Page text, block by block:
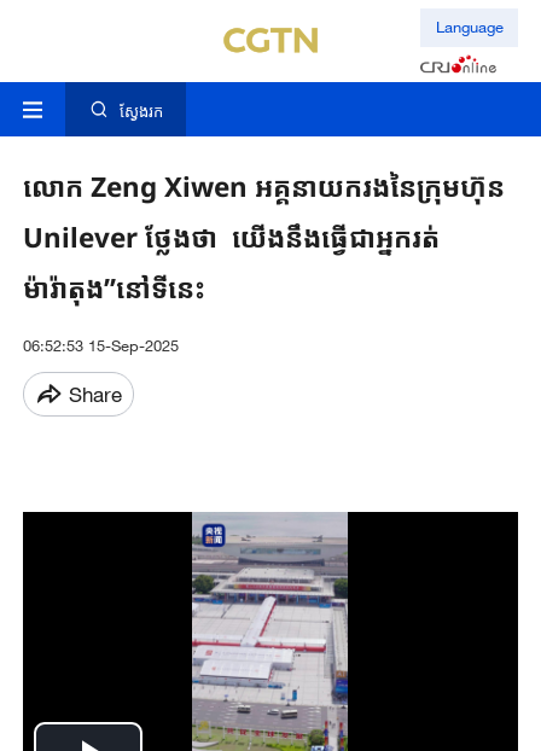
Language
ស្វែងរក
លោក Zeng Xiwen អគ្គនាយករងនៃក្រុមហ៊ុន
Unilever ថ្លែងថា យើងនឹងធ្វើជាអ្នករត់
ម៉ារ៉ាតុង”នៅទីនេះ
06:52:53 15-Sep-2025
Share